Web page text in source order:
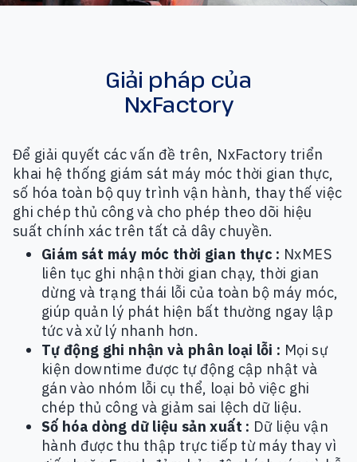
Giải pháp của
NxFactory
Để giải quyết các vấn đề trên, NxFactory triển
khai hệ thống giám sát máy móc thời gian thực,
số hóa toàn bộ quy trình vận hành, thay thế việc
ghi chép thủ công và cho phép theo dõi hiệu
suất chính xác trên tất cả dây chuyền.
Giám sát máy móc thời gian thực : NxMES
liên tục ghi nhận thời gian chạy, thời gian
dừng và trạng thái lỗi của toàn bộ máy móc,
giúp quản lý phát hiện bất thường ngay lập
tức và xử lý nhanh hơn.
Tự động ghi nhận và phân loại lỗi : Mọi sự
kiện downtime được tự động cập nhật và
gán vào nhóm lỗi cụ thể, loại bỏ việc ghi
chép thủ công và giảm sai lệch dữ liệu.
Số hóa dòng dữ liệu sản xuất : Dữ liệu vận
hành được thu thập trực tiếp từ máy thay vì